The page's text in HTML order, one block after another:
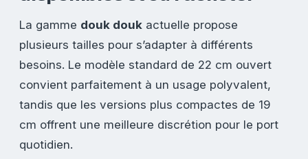
La gamme douk douk actuelle propose
plusieurs tailles pour s’adapter à différents
besoins. Le modèle standard de 22 cm ouvert
convient parfaitement à un usage polyvalent,
tandis que les versions plus compactes de 19
cm offrent une meilleure discrétion pour le port
quotidien.